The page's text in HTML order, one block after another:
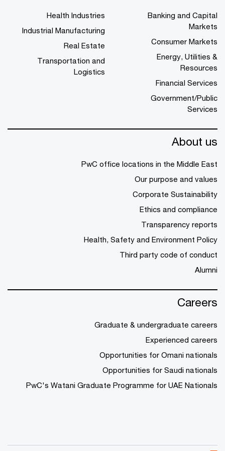
Banking and Capital
Markets
Consumer Markets
Energy, Utilities &
Resources
Financial Services
Government/Public
Services
Health Industries
Industrial Manufacturing
Real Estate
Transportation and
Logistics
About us
PwC office locations in the Middle East
Our purpose and values
Corporate Sustainability
Ethics and compliance
Transparency reports
Health, Safety and Environment Policy
Third party code of conduct
Alumni
Careers
Graduate & undergraduate careers
Experienced careers
Opportunities for Omani nationals
Opportunities for Saudi nationals
PwC's Watani Graduate Programme for UAE Nationals